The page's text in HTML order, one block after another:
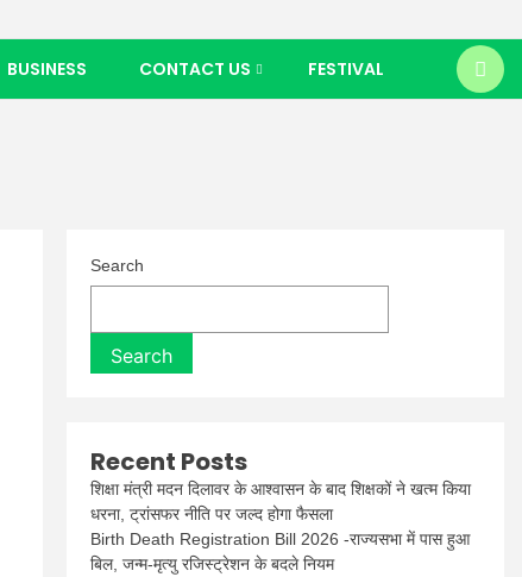
BUSINESS CONTACT US FESTIVAL
Search
Search
Recent Posts
शिक्षा मंत्री मदन दिलावर के आश्वासन के बाद शिक्षकों ने खत्म किया
धरना, ट्रांसफर नीति पर जल्द होगा फैसला
Birth Death Registration Bill 2026 -राज्यसभा में पास हुआ
बिल, जन्म-मृत्यु रजिस्ट्रेशन के बदले नियम